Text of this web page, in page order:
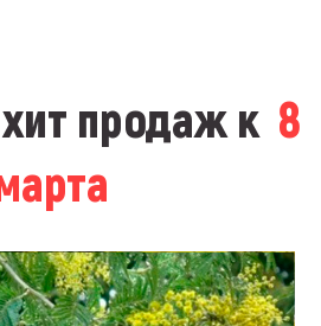
продаж к 8